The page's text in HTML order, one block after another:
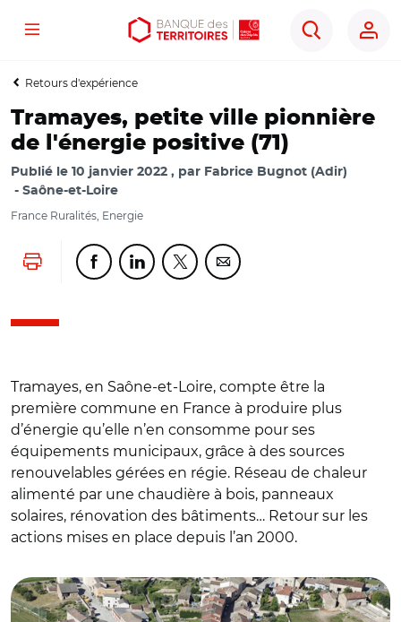
Aller
contenu
Aller
menu
Ouvrir
outils
Menu
Rechercher
Retours d'expérience
Tramayes, petite ville pionnière
de l'énergie positive (71)
Publié le 10 janvier 2022 par Fabrice Bugnot (Adir)
Saône-et-Loire
France Ruralités, Energie
Lancer l'impressionPartager cette page sur Facebook
Partager cette page sur Linkedin
Partager cette page sur Twitter
Partager cette page sur
Tramayes, en Saône-et-Loire, compte être la
première commune en France à produire plus
d’énergie qu’elle n’en consomme pour ses
équipements municipaux, grâce à des sources
renouvelables gérées en régie. Réseau de chaleur
alimenté par une chaudière à bois, panneaux
solaires, rénovation des bâtiments… Retour sur les
actions mises en place depuis l’an 2000.